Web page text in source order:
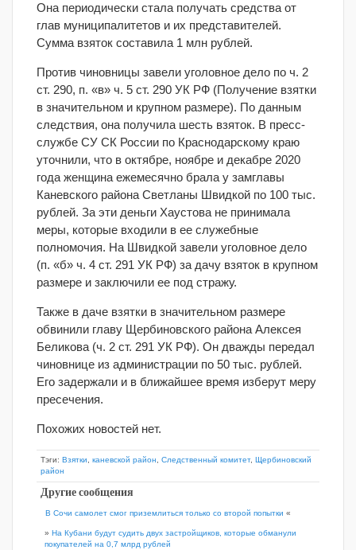
Она периодически стала получать средства от
глав муниципалитетов и их представителей.
Сумма взяток составила 1 млн рублей.
Против чиновницы завели уголовное дело по ч. 2
ст. 290, п. «в» ч. 5 ст. 290 УК РФ (Получение взятки
в значительном и крупном размере). По данным
следствия, она получила шесть взяток. В пресс-
службе СУ СК России по Краснодарскому краю
уточнили, что в октябре, ноябре и декабре 2020
года женщина ежемесячно брала у замглавы
Каневского района Светланы Швидкой по 100 тыс.
рублей. За эти деньги Хаустова не принимала
меры, которые входили в ее служебные
полномочия. На Швидкой завели уголовное дело
(п. «б» ч. 4 ст. 291 УК РФ) за дачу взяток в крупном
размере и заключили ее под стражу.
Также в даче взятки в значительном размере
обвинили главу Щербиновского района Алексея
Беликова (ч. 2 ст. 291 УК РФ). Он дважды передал
чиновнице из администрации по 50 тыс. рублей.
Его задержали и в ближайшее время изберут меру
пресечения.
Похожих новостей нет.
Тэги: Взятки каневской район Следственный комитет, Щербиновский
район
Другие сообщения
В Сочи самолет смог приземлиться только со второй попытки «
» На Кубани будут судить двух застройщиков, которые обманули
покупателей на 0,7 млрд рублей